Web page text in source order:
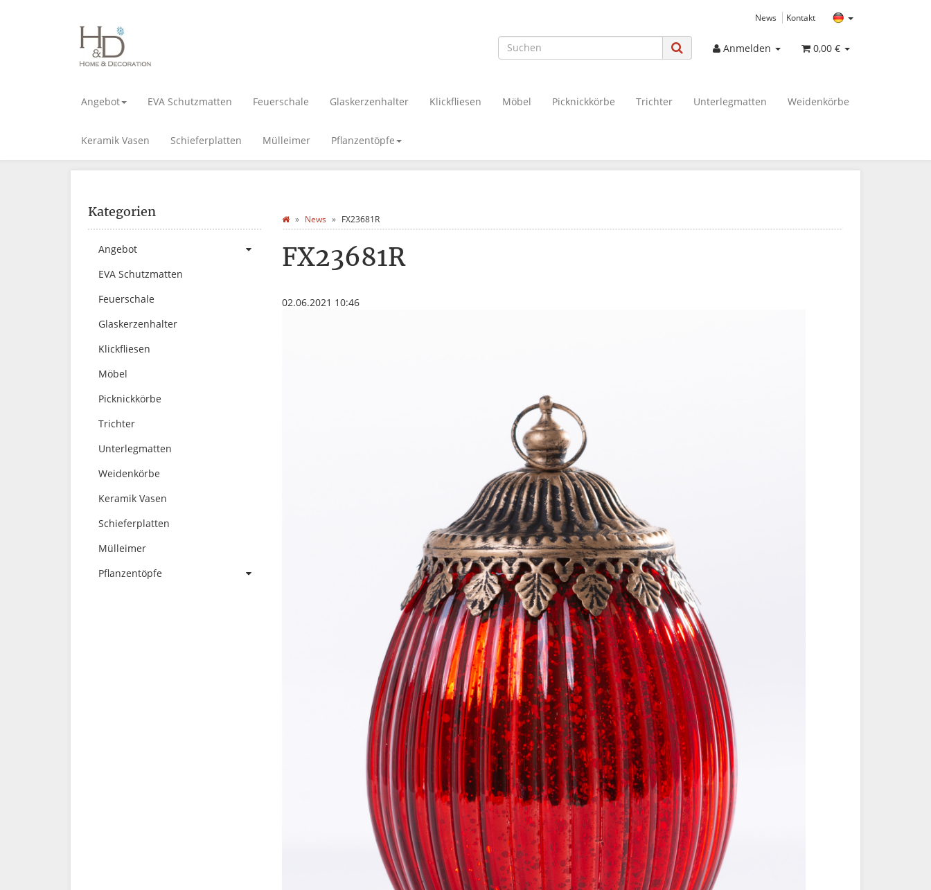
News Kontakt
Anmelden 0,00 €
Angebot EVA Schutzmatten Feuerschale Glaskerzenhalter Klickfliesen Möbel Picknickkörbe Trichter Unterlegmatten Weidenkörbe
Keramik Vasen Schieferplatten Mülleimer Pflanzentöpfe
News FX23681R
FX23681R
02.06.2021 10:46
Kategorien
Angebot
EVA Schutzmatten
Feuerschale
Glaskerzenhalter
Klickfliesen
Möbel
Picknickkörbe
Trichter
Unterlegmatten
Weidenkörbe
Keramik Vasen
Schieferplatten
Mülleimer
Pflanzentöpfe